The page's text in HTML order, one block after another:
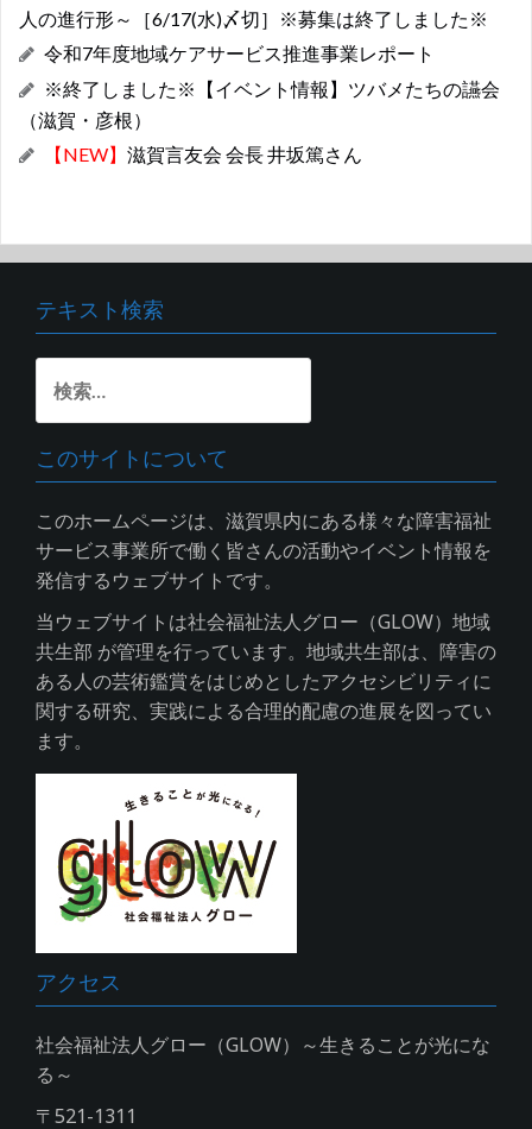
人の進行形～［6/17(水)〆切］※募集は終了しました※
令和7年度地域ケアサービス推進事業レポート
※終了しました※【イベント情報】ツバメたちの讌会
（滋賀・彦根）
【NEW】 滋賀言友会 会長 井坂篤さん
テキスト検索
索:
このサイトについて
このホームページは、滋賀県内にある様々な障害福祉
サービス事業所で働く皆さんの活動やイベント情報を
発信するウェブサイトです。
当ウェブサイトは社会福祉法人グロー（GLOW）地域
共生部 が管理を行っています。地域共生部は、障害の
ある人の芸術鑑賞をはじめとしたアクセシビリティに
関する研究、実践による合理的配慮の進展を図ってい
ます。
アクセス
社会福祉法人グロー（GLOW）～生きることが光にな
る～
〒521-1311